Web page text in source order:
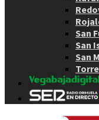
San
San
San